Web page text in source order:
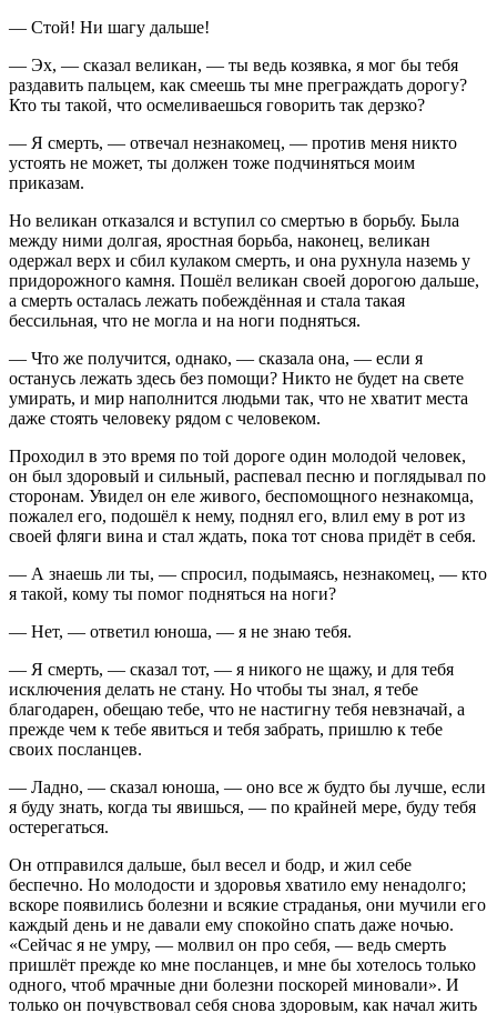
— Стой! Ни шагу дальше!
— Эх, — сказал великан, — ты ведь козявка, я мог бы тебя
раздавить пальцем, как смеешь ты мне преграждать дорогу?
Кто ты такой, что осмеливаешься говорить так дерзко?
— Я смерть, — отвечал незнакомец, — против меня никто
устоять не может, ты должен тоже подчиняться моим
приказам.
Но великан отказался и вступил со смертью в борьбу. Была
между ними долгая, яростная борьба, наконец, великан
одержал верх и сбил кулаком смерть, и она рухнула наземь у
придорожного камня. Пошёл великан своей дорогою дальше,
а смерть осталась лежать побеждённая и стала такая
бессильная, что не могла и на ноги подняться.
— Что же получится, однако, — сказала она, — если я
останусь лежать здесь без помощи? Никто не будет на свете
умирать, и мир наполнится людьми так, что не хватит места
даже стоять человеку рядом с человеком.
Проходил в это время по той дороге один молодой человек,
он был здоровый и сильный, распевал песню и поглядывал по
сторонам. Увидел он еле живого, беспомощного незнакомца,
пожалел его, подошёл к нему, поднял его, влил ему в рот из
своей фляги вина и стал ждать, пока тот снова придёт в себя.
— А знаешь ли ты, — спросил, подымаясь, незнакомец, — кто
я такой, кому ты помог подняться на ноги?
— Нет, — ответил юноша, — я не знаю тебя.
— Я смерть, — сказал тот, — я никого не щажу, и для тебя
исключения делать не стану. Но чтобы ты знал, я тебе
благодарен, обещаю тебе, что не настигну тебя невзначай, а
прежде чем к тебе явиться и тебя забрать, пришлю к тебе
своих посланцев.
— Ладно, — сказал юноша, — оно все ж будто бы лучше, если
я буду знать, когда ты явишься, — по крайней мере, буду тебя
остерегаться.
Он отправился дальше, был весел и бодр, и жил себе
беспечно. Но молодости и здоровья хватило ему ненадолго;
вскоре появились болезни и всякие страданья, они мучили его
каждый день и не давали ему спокойно спать даже ночью.
«Сейчас я не умру, — молвил он про себя, — ведь смерть
пришлёт прежде ко мне посланцев, и мне бы хотелось только
одного, чтоб мрачные дни болезни поскорей миновали». И
только он почувствовал себя снова здоровым, как начал жить